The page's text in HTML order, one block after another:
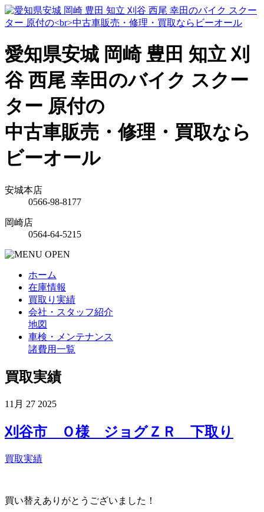
愛知県安城 岡崎 豊田 知立 刈
谷 西尾 幸田のバイク スクー
ター 原付の
中古車販売・修理・買取なら
ビーオール
安城本店
0566-98-8177
岡崎店
0564-64-5215
ホーム
在庫情報
買取り実績
会社・スタッフ紹介
地図
車検・メンテナンス
諸費用一覧
買取実績
11月 27 2025
刈谷市 Ｏ様 ジョグＺＲ 下取り
買取実績
買い替えありがとうございました！